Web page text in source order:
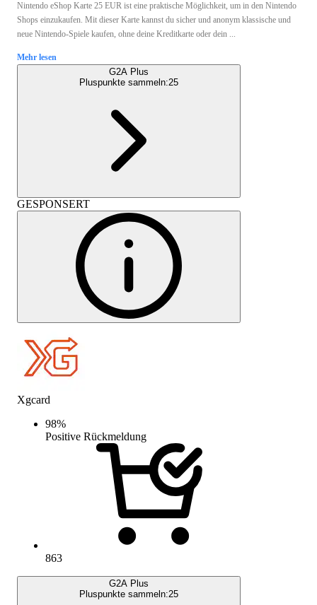
Nintendo eShop Karte 25 EUR ist eine praktische Möglichkeit, um in den Nintendo
Shops einzukaufen. Mit dieser Karte kannst du sicher und anonym klassische und
neue Nintendo-Spiele kaufen, ohne deine Kreditkarte oder dein ...
Mehr lesen
G2A Plus
Pluspunkte sammeln:25
GESPONSERT
Xgcard
98%
Positive Rückmeldung
863
G2A Plus
Pluspunkte sammeln:25